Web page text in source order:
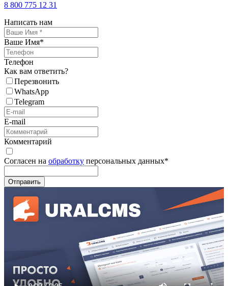
8 800 775 12 31
Написать нам
Ваше Имя*
Телефон
Как вам ответить?
Перезвонить
WhatsApp
Telegram
E-mail
Комментарий
Согласен на обработку персональных данных*